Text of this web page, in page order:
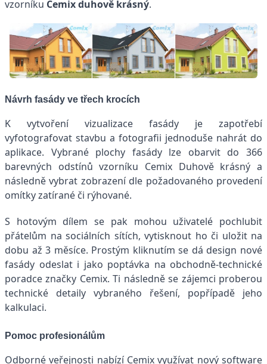
vzorníku Cemix duhově krásný.
Návrh fasády ve třech krocích
K vytvoření vizualizace fasády je zapotřebí
vyfotografovat stavbu a fotografii jednoduše nahrát do
aplikace. Vybrané plochy fasády lze obarvit do 366
barevných odstínů vzorníku Cemix Duhově krásný a
následně vybrat zobrazení dle požadovaného provedení
omítky zatírané či rýhované.
S hotovým dílem se pak mohou uživatelé pochlubit
přátelům na sociálních sítích, vytisknout ho či uložit na
dobu až 3 měsíce. Prostým kliknutím se dá design nové
fasády odeslat i jako poptávka na obchodně-technické
poradce značky Cemix. Ti následně se zájemci proberou
technické detaily vybraného řešení, popřípadě jeho
kalkulaci.
Pomoc profesionálům
Odborné veřejnosti nabízí Cemix využívat nový software